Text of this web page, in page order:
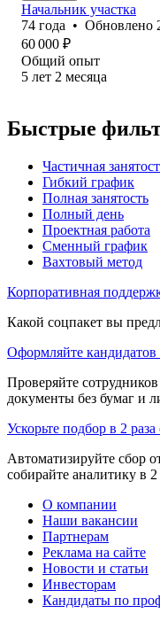
Начальник участка
74 года • Обновлено
60 000 ₽
Общий опыт
5 лет 2 месяца
Быстрые
Частичная
Гибкий график
Полная занятость
Полный день
Проектная работа
Сменный график
Вахтовый метод
Корпоративная
Какой соцпакет вы
Оформляйте кандидатов
Проверяйте
документы без бумаг и
Ускорьте подбор в 2
Автоматизируйте сбор
собирайте аналитику в
О компании
Наши вакансии
Партнерам
Реклама на сайте
Новости и статьи
Инвесторам
Кандидаты по